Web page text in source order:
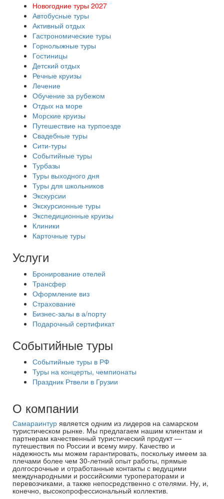
Новогодние туры 2027
Автобусные туры
Активный отдых
Гастрономические туры
Горнолыжные туры
Гостиницы
Детский отдых
Речные круизы
Лечение
Обучение за рубежом
Отдых на море
Морские круизы
Путешествие на турпоезде
Свадебные туры
Сити-туры
Событийные туры
Турбазы
Туры выходного дня
Туры для школьников
Экскурсии
Экскурсионные туры
Экспедиционные круизы
Клиники
Карточные туры
Услуги
Бронирование отелей
Трансфер
Оформление виз
Страхование
Бизнес-залы в а/порту
Подарочный сертификат
Событийные туры
Событийные туры в РФ
Туры на концерты, чемпионаты
Праздник Ртвели в Грузии
О компании
Самараинтур является одним из лидеров на самарском
туристическом рынке. Мы предлагаем нашим клиентам и
партнерам качественный туристический продукт —
путешествия по России и всему миру. Качество и
надежность мы можем гарантировать, поскольку имеем за
плечами более чем 30-летний опыт работы, прямые
долгосрочные и отработанные контакты с ведущими
международными и российскими туроператорами и
перевозчиками, а также непосредственно с отелями. Ну, и,
конечно, высокопрофессиональный коллектив.